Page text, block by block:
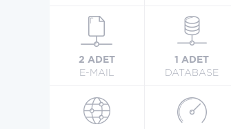
2 ADET
E-MAIL
1 ADET
DATABASE